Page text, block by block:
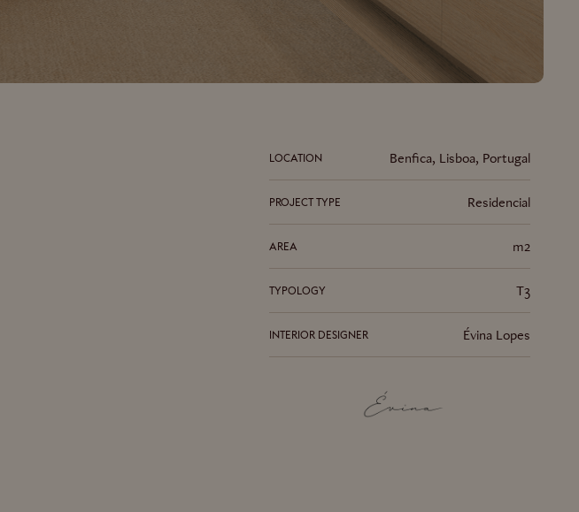
LOCATION Benfica, Lisboa, Portugal
PROJECT TYPE Residencial
AREA m2
TYPOLOGY T3
INTERIOR DESIGNER Évina Lopes